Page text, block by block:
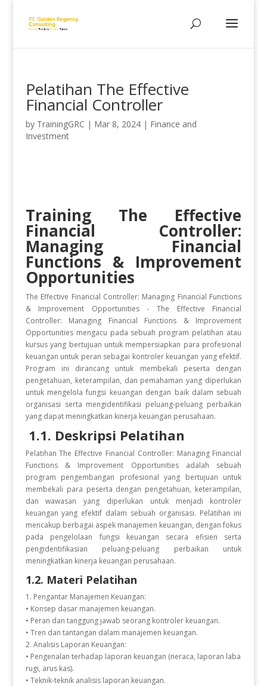
Pelatihan The Effective
Financial Controller
by TrainingGRC | Mar 8, 2024| Finance and
Investment
Training The Effective
Financial Controller:
Managing Financial
Functions & Improvement
Opportunities
The Effective Financial Controller: Managing Financial Functions
& Improvement Opportunities - The Effective Financial
Controller: Managing Financial Functions & Improvement
Opportunities mengacu pada sebuah program pelatihan atau
kursus yang bertujuan untuk mempersiapkan para profesional
keuangan untuk peran sebagai kontroler keuangan yang efektif.
Program ini dirancang untuk membekali peserta dengan
pengetahuan, keterampilan, dan pemahaman yang diperlukan
untuk mengelola fungsi keuangan dengan baik dalam sebuah
organisasi serta mengidentifikasi peluang-peluang perbaikan
yang dapat meningkatkan kinerja keuangan perusahaan.
1.1. Deskripsi Pelatihan
Pelatihan The Effective Financial Controller: Managing Financial
Functions & Improvement Opportunities adalah sebuah
program pengembangan profesional yang bertujuan untuk
membekali para peserta dengan pengetahuan, keterampilan,
dan wawasan yang diperlukan untuk menjadi kontroler
keuangan yang efektif dalam sebuah organisasi. Pelatihan ini
mencakup berbagai aspek manajemen keuangan, dengan fokus
pada pengelolaan fungsi keuangan secara efisien serta
pengidentifikasian peluang-peluang perbaikan untuk
meningkatkan kinerja keuangan perusahaan.
1.2. Materi Pelatihan
1. Pengantar Manajemen Keuangan:
• Konsep dasar manajemen keuangan.
• Peran dan tanggung jawab seorang kontroler keuangan.
• Tren dan tantangan dalam manajemen keuangan.
2. Analisis Laporan Keuangan:
• Pengenalan terhadap laporan keuangan (neraca, laporan laba
rugi, arus kas).
• Teknik-teknik analisis laporan keuangan.